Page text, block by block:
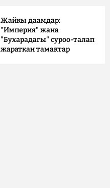
Жайкы даамдар:
"Империя" жана
"Бухарадагы" суроо-талап
жараткан тамактар